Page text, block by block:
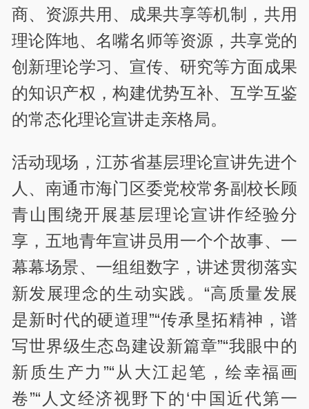
商、资源共用、成果共享等机制，共用
理论阵地、名嘴名师等资源，共享党的
创新理论学习、宣传、研究等方面成果
的知识产权，构建优势互补、互学互鉴
的常态化理论宣讲走亲格局。
活动现场，江苏省基层理论宣讲先进个
人、南通市海门区委党校常务副校长顾
青山围绕开展基层理论宣讲作经验分
享，五地青年宣讲员用一个个故事、一
幕幕场景、一组组数字，讲述贯彻落实
新发展理念的生动实践。“高质量发展
是新时代的硬道理”“传承垦拓精神，谱
写世界级生态岛建设新篇章”“我眼中的
新质生产力”“从大江起笔，绘幸福画
卷”“人文经济视野下的‘中国近代第一